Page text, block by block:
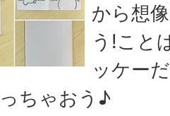
から想
う!こと
ッケー
ちゃおう♪